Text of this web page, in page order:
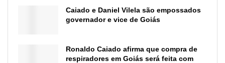
Caiado e Daniel Vilela são empossados
governador e vice de Goiás
Ronaldo Caiado afirma que compra de
respiradores em Goiás será feita com